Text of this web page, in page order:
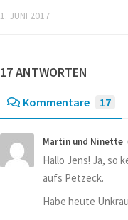
1. JUNI 2017
17 ANTWORTEN
Kommentare 17
Martin und Ninette
Hallo Jens! Ja, so
aufs Petzeck.
Habe heute